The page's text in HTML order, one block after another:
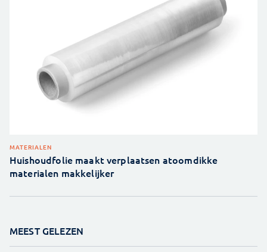
MATERIALEN
Huishoudfolie maakt verplaatsen atoomdikke
materialen makkelijker
MEEST GELEZEN